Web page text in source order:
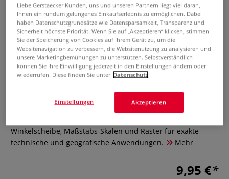
MINERVA Abrundungsschablone
N° 1190, Radien 1 - 400 mm
0 Bewertungen
Winkelscheibe, Maßstabs-Skalen und Raster für exakte
technische und geografische Anwendungen.
Mehr
9,95 €
Liebe Gerstaecker Kunden, uns und unseren Partnern liegt viel daran,
Ihnen ein rundum gelungenes Einkaufserlebnis zu ermöglichen. Dabei
haben Datenschutzgrundsätze wie Datensparsamkeit, Transparenz und
Sicherheit höchste Priorität. Wenn Sie auf „Akzeptieren“ klicken, stimmen
Sie der Speicherung von Cookies auf Ihrem Gerät zu, um die
Websitenavigation zu verbessern, die Websitenutzung zu analysieren und
unsere Marketingbemühungen zu unterstützen. Selbstverständlich
können Sie Ihre Einwilligung jederzeit in den Einstellungen ändern oder
wiederrufen. Diese finden Sie unter Datenschutz
Akzeptieren
Einstellungen